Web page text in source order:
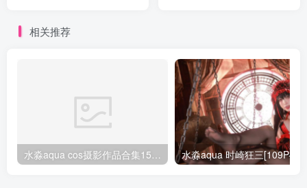
相关推荐
水淼aqua cos摄影作品合集155套